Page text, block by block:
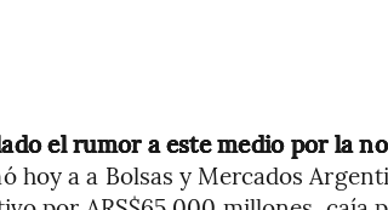
el rumor a este medio por la
hoy a a Bolsas y Mercados